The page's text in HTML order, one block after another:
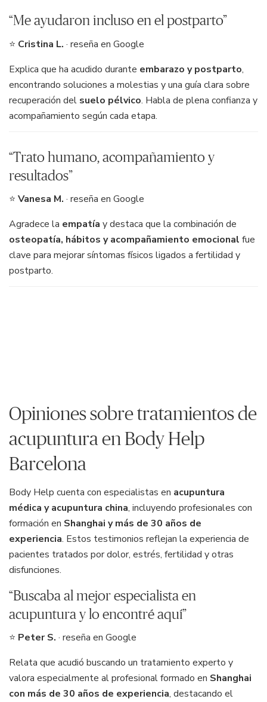
“Me ayudaron incluso en el postparto”
⭐ Cristina L. · reseña en Google
Explica que ha acudido durante embarazo y postparto,
encontrando soluciones a molestias y una guía clara sobre
recuperación del suelo pélvico. Habla de plena confianza y
acompañamiento según cada etapa.
“Trato humano, acompañamiento y
resultados”
⭐ Vanesa M. · reseña en Google
Agradece la empatía y destaca que la combinación de
osteopatía, hábitos y acompañamiento emocional fue
clave para mejorar síntomas físicos ligados a fertilidad y
postparto.
Opiniones sobre tratamientos de
acupuntura en Body Help
Barcelona
Body Help cuenta con especialistas en acupuntura
médica y acupuntura china, incluyendo profesionales con
formación en Shanghai y más de 30 años de
experiencia. Estos testimonios reflejan la experiencia de
pacientes tratados por dolor, estrés, fertilidad y otras
disfunciones.
“Buscaba al mejor especialista en
acupuntura y lo encontré aquí”
⭐ Peter S. · reseña en Google
Relata que acudió buscando un tratamiento experto y
valora especialmente al profesional formado en Shanghai
con más de 30 años de experiencia, destacando el